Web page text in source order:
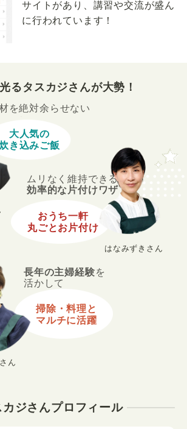
サイトがあり、講習や交流が盛ん
に行われています！
るタスカジさんが大勢！
ん
長年の主婦経験を
活かして
掃除・料理と
マルチに活躍
を絶対余らせない
大人気の
き込みご飯
はなみずきさん
ムリなく維持できる
効率的な片付けワザ
おうち一軒
丸ごとお片付け
カジさんプロフィール